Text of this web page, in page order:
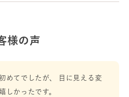
様の声
めてでしたが、 目に見える変
しかったです。